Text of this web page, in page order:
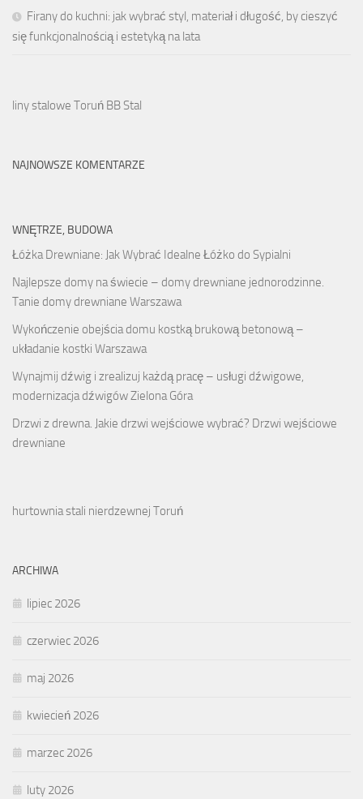
Firany do kuchni: jak wybrać styl, materiał i długość, by cieszyć
się funkcjonalnością i estetyką na lata
liny stalowe Toruń BB Stal
NAJNOWSZE KOMENTARZE
WNĘTRZE, BUDOWA
Łóżka Drewniane: Jak Wybrać Idealne Łóżko do Sypialni
Najlepsze domy na świecie – domy drewniane jednorodzinne.
Tanie domy drewniane Warszawa
Wykończenie obejścia domu kostką brukową betonową –
układanie kostki Warszawa
Wynajmij dźwig i zrealizuj każdą pracę – usługi dźwigowe,
modernizacja dźwigów Zielona Góra
Drzwi z drewna. Jakie drzwi wejściowe wybrać? Drzwi wejściowe
drewniane
hurtownia stali nierdzewnej Toruń
ARCHIWA
lipiec 2026
czerwiec 2026
maj 2026
kwiecień 2026
marzec 2026
luty 2026